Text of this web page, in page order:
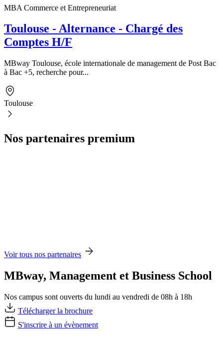
MBA Commerce et Entrepreneuriat
Toulouse - Alternance - Chargé des
Comptes H/F
MBway Toulouse, école internationale de management de Post Bac
à Bac +5, recherche pour...
Toulouse
Nos partenaires premium
Voir tous nos partenaires
MBway, Management et Business School
Nos campus sont ouverts du lundi au vendredi de 08h à 18h
Télécharger la brochure
S'inscrire à un évènement